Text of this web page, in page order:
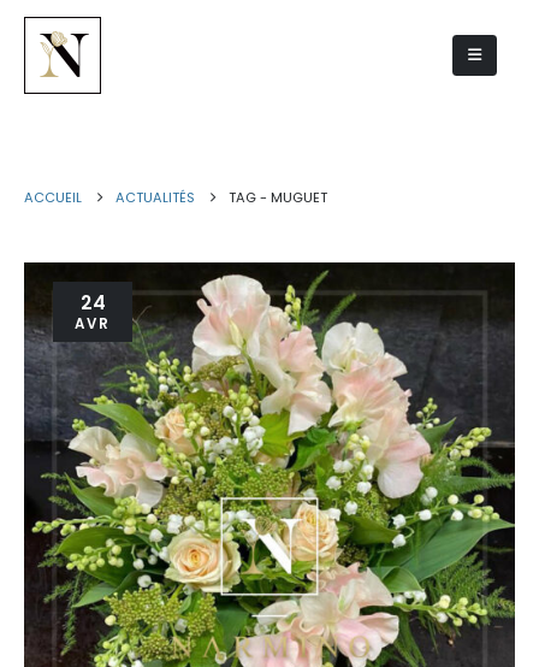
ACCUEIL ACTUALITÉS TAG - MUGUET
24
AVR